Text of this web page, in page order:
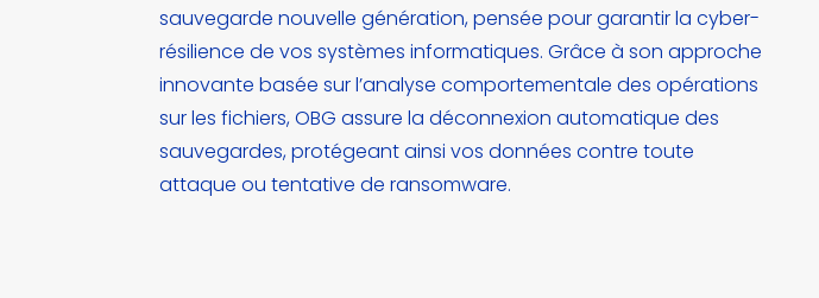
sauvegarde nouvelle génération, pensée pour garantir la cyber-
résilience de vos systèmes informatiques. Grâce à son approche
innovante basée sur l’analyse comportementale des opérations
sur les fichiers, OBG assure la déconnexion automatique des
sauvegardes, protégeant ainsi vos données contre toute
attaque ou tentative de ransomware.